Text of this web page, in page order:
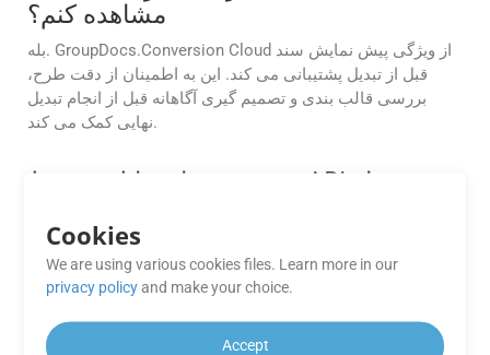
مشاهده کنم؟
بله. GroupDocs.Conversion Cloud از ویژگی پیش نمایش سند
قبل از تبدیل پشتیبانی می کند. این به اطمینان از دقت طرح،
بررسی قالب بندی و تصمیم گیری آگاهانه قبل از انجام تبدیل
نهایی کمک می کند.
چه فرمت‌های فایلی توسط APIهای
پشتیبانی می‌شوند؟
APIهای Cloud GroupDocs.Conversion از طیف وسیعی از
فرمت‌های فایل از جمله Word، Excel، PDF و غیره پشتیبانی
می‌کنند. برای لیست کامل فرمت های پشتیبانی شده به مستندات
Cookies
We are using various cookies files. Learn more in our
privacy policyand make your choice.
Accept